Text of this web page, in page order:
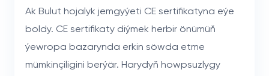
Ak Bulut hojalyk jemgyýeti CE sertifikatyna eýe
boldy. CE sertifikaty diýmek herbir önümüň
ýewropa bazarynda erkin söwda etme
mümkinçiligini berýär. Harydyň howpsuzlygy